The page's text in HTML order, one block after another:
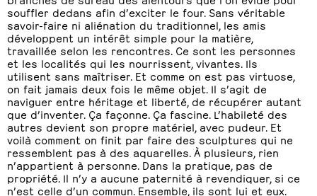
souffler dedans afin d’exciter le four. Sans véritable
savoir-faire ni aliénation du traditionnel, les amis
développent un intérêt simple pour la matière,
travaillée selon les rencontres. Ce sont les personnes
et les localités qui les nourrissent, vivantes. Ils
utilisent sans maîtriser. Et comme on est pas virtuose,
on fait jamais deux fois le même objet. Il s’agit de
naviguer entre héritage et liberté, de récupérer autant
que d’inventer. Ça façonne. Ça fascine. L’habileté des
autres devient son propre matériel, avec pudeur. Et
voilà comment on finit par faire des sculptures qui ne
ressemblent pas à des aquarelles. À plusieurs, rien
n’appartient à personne. Dans la pratique, pas de
propriété. Il n’y a aucune paternité à revendiquer, si ce
n’est celle d’un commun. Ensemble, ils sont lui et eux.